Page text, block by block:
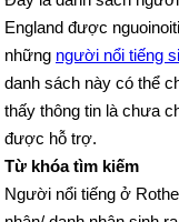
England được
những người nổi tiếng
danh sách này có thể
thấy thông tin là chưa
được hỗ trợ.
Từ khóa tìm kiếm
Người nổi tiếng ở